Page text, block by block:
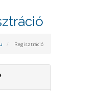
Regisztráció